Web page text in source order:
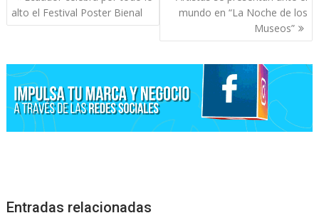
de
entradas
alto el Festival Poster Bienal
mundo en “La Noche de los
Museos”
Entradas relacionadas